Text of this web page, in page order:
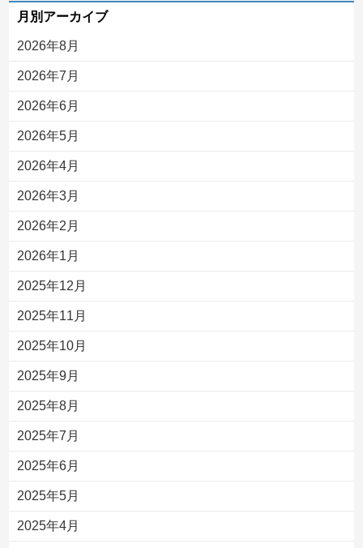
月別アーカイブ
2026年8月
2026年7月
2026年6月
2026年5月
2026年4月
2026年3月
2026年2月
2026年1月
2025年12月
2025年11月
2025年10月
2025年9月
2025年8月
2025年7月
2025年6月
2025年5月
2025年4月